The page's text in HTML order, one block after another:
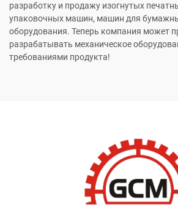
разработку и продажу изогнутых
упаковочных машин, машин для
оборудования. Теперь компания может
разрабатывать механическое
требованиями продукта!